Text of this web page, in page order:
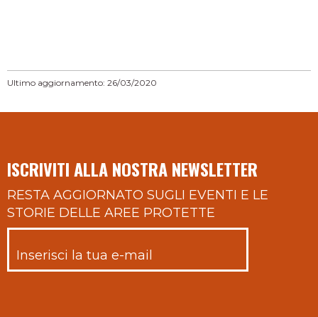
Ultimo aggiornamento: 26/03/2020
ISCRIVITI ALLA NOSTRA NEWSLETTER
RESTA AGGIORNATO SUGLI EVENTI E LE
STORIE DELLE AREE PROTETTE